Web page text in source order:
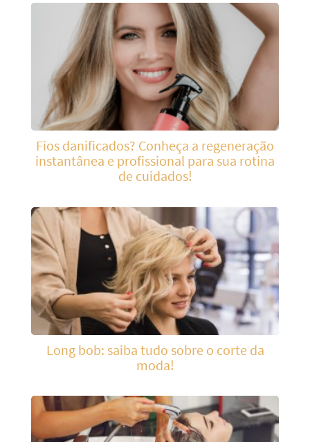
Fios danificados? Conheça a regeneração
instantânea e profissional para sua rotina
de cuidados!
Long bob: saiba tudo sobre o corte da
moda!